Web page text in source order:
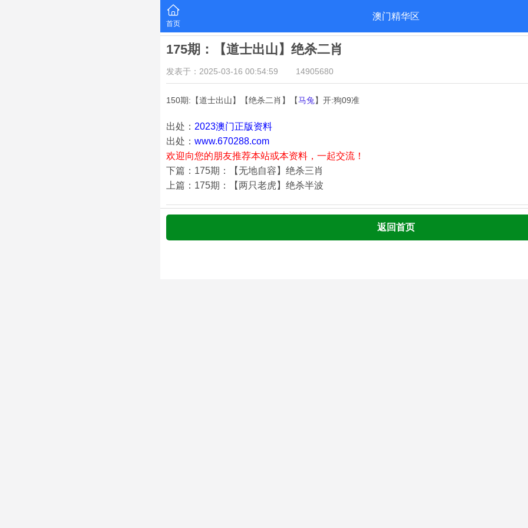
首页
澳门精华区
175期：【道士出山】绝杀二肖
发表于：2025-03-16 00:54:59 14905680
150期:【道士出山】【绝杀二肖】【马兔 】开:狗09准
出处： 2023澳门正版资料
出处： www.670288.com
欢迎向您的朋友推荐本站或本资料，一起交流！
下篇：175期：【无地自容】绝杀三肖
上篇：175期：【两只老虎】绝杀半波
返回首页